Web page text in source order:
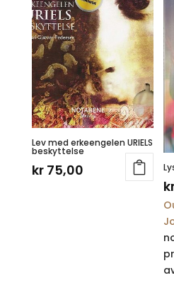
Lev med erkeengelen URIELS
beskyttelse
kr75,00